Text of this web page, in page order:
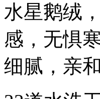
水星鹅绒
感，无惧
细腻，亲